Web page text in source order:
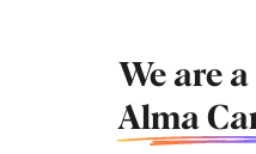
We are
Alma